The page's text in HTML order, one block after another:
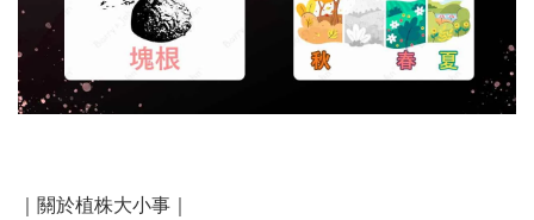
｜關於植株大小事｜